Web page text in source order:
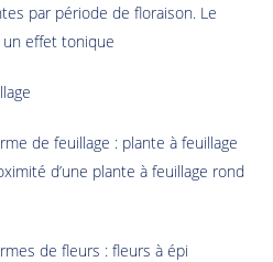
par période de floraison. Le
un effet tonique
de feuillage : plante à feuillage
d’une plante à feuillage rond
de fleurs : fleurs à épi